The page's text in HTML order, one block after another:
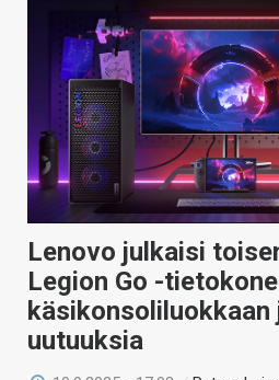
Lenovo julkaisi
Legion Go -
käsikonsoliluokkaan
uutuuksia